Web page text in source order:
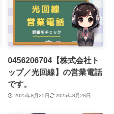
0456206704【株式会社ト
ップ／光回線】の営業電話
です。
2025年8月25日 2025年8月28日